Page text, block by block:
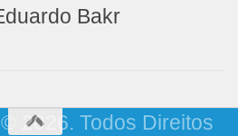
Bakr
2026. Todos Direitos